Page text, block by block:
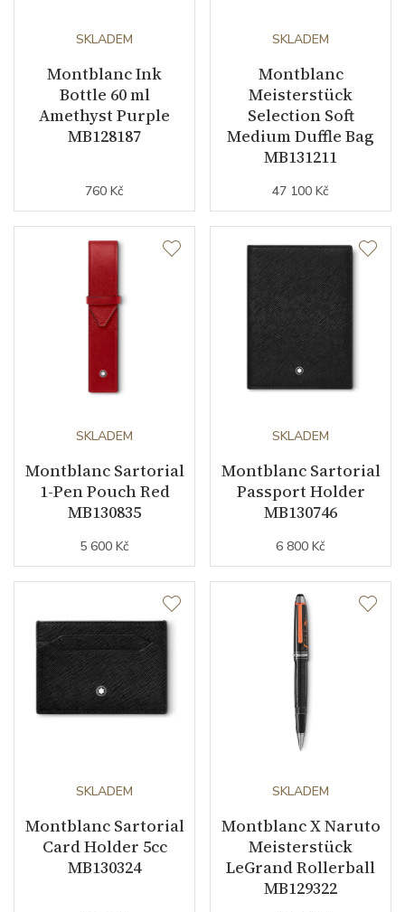
SKLADEM
Montblanc Ink
Bottle 60 ml
Amethyst Purple
MB128187
760 Kč
SKLADEM
Montblanc
Meisterstück
Selection Soft
Medium Duffle Bag
MB131211
47 100 Kč
SKLADEM
Montblanc Sartorial
1-Pen Pouch Red
MB130835
5 600 Kč
SKLADEM
Montblanc Sartorial
Passport Holder
MB130746
6 800 Kč
SKLADEM
Montblanc Sartorial
Card Holder 5cc
MB130324
SKLADEM
Montblanc X Naruto
Meisterstück
LeGrand Rollerball
MB129322